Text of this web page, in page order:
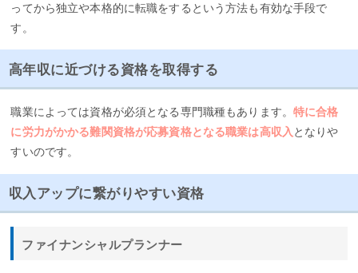
ってから独立や本格的に転職をするという方法も有効な手段で
す。
高年収に近づける資格を取得する
職業によっては資格が必須となる専門職種もあります。特に合格
に労力がかかる難関資格が応募資格となる職業は高収入となりや
すいのです。
収入アップに繋がりやすい資格
ファイナンシャルプランナー